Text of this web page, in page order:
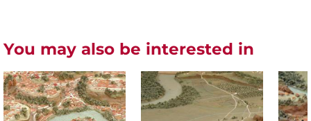
You may also be interested in